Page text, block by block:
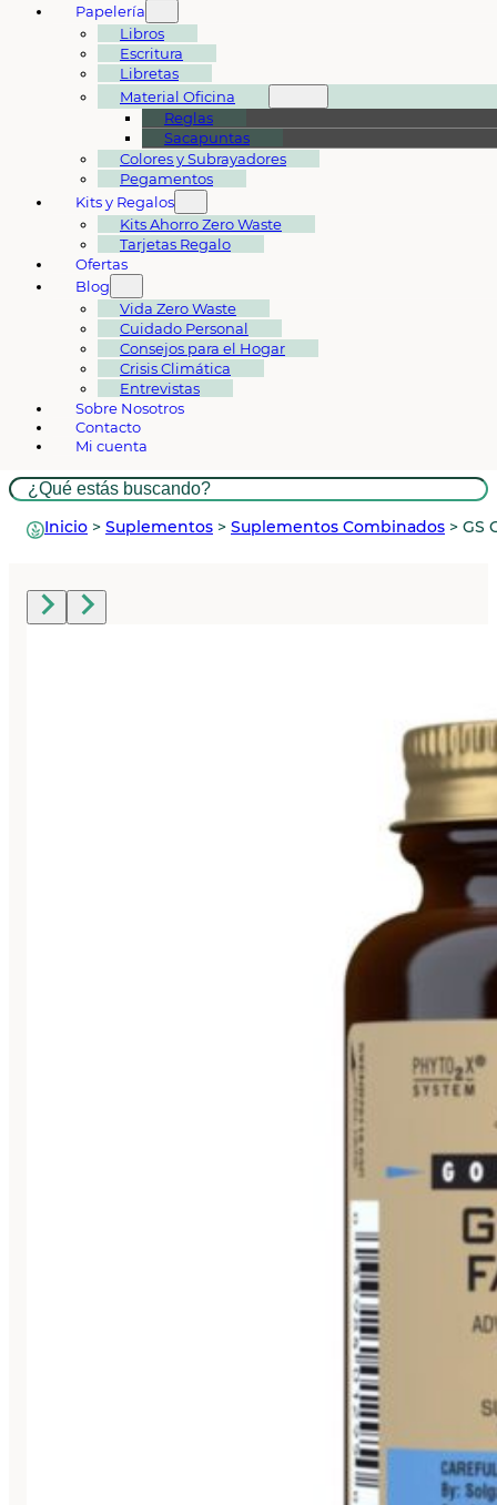
Papelería
Libros
Escritura
Libretas
Material Oficina
Reglas
Sacapuntas
Colores y Subrayadores
Pegamentos
Kits y Regalos
Kits Ahorro Zero Waste
Tarjetas Regalo
Ofertas
Blog
Vida Zero Waste
Cuidado Personal
Consejos para el Hogar
Crisis Climática
Entrevistas
Sobre Nosotros
Contacto
Mi cuenta
Buscar
Inicio > Suplementos > Suplementos Combinados > GS